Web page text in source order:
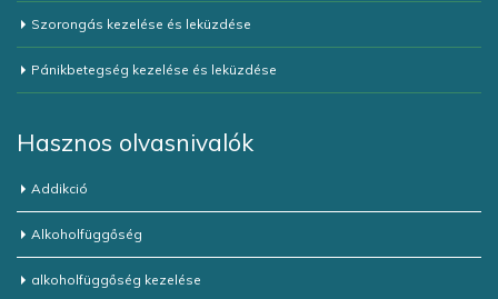
Szorongás kezelése és leküzdése
Pánikbetegség kezelése és leküzdése
Hasznos olvasnivalók
Addikció
Alkoholfüggőség
alkoholfüggőség kezelése